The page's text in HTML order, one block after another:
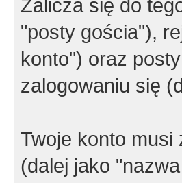
Zalicza się do
"posty gościa"),
konto") oraz
zalogowaniu się
Twoje konto musi
(dalej jako